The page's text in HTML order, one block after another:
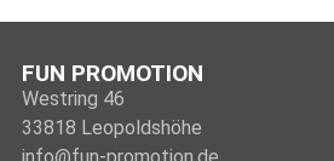
FUN PROMOTION
Westring 46
33818 Leopoldshöhe
info@fun-promotion.de